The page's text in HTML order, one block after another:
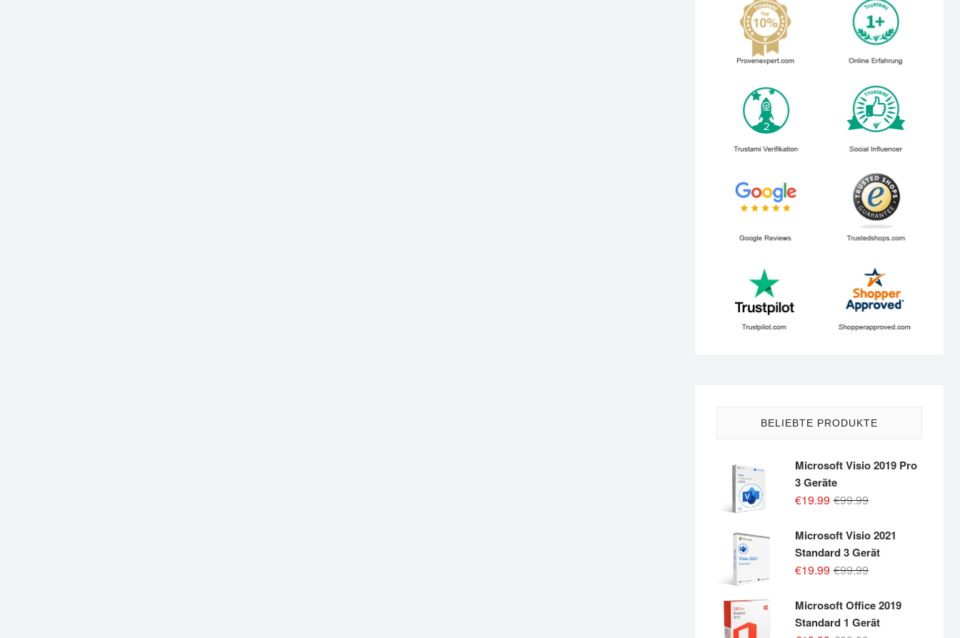
BELIEBTE PRODUKTE
Microsoft Visio 2019 Pro
3 Geräte
€99.99Original
was:
€99.99.
€19.99
Current
is:
€19.99.
Microsoft Visio 2021
Standard 3 Gerät
€99.99Original
was:
€99.99.
€19.99
Current
is:
€19.99.
Microsoft Office 2019
Standard 1 Gerät